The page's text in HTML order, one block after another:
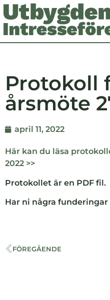
Protokoll
årsmöte
april 11, 2022
Här kan du läsa
2022 >>
Protokollet är en PDF fil.
Har ni några funderingar
FÖREGÅENDE